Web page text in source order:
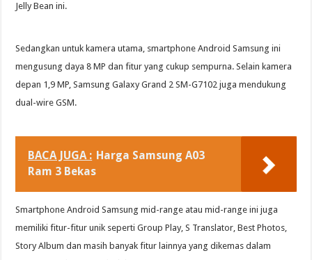
Jelly Bean ini.
Sedangkan untuk kamera utama, smartphone Android Samsung ini
mengusung daya 8 MP dan fitur yang cukup sempurna. Selain kamera
depan 1,9 MP, Samsung Galaxy Grand 2 SM-G7102 juga mendukung
dual-wire GSM.
BACA JUGA : Harga Samsung A03
Ram 3 Bekas
Smartphone Android Samsung mid-range atau mid-range ini juga
memiliki fitur-fitur unik seperti Group Play, S Translator, Best Photos,
Story Album dan masih banyak fitur lainnya yang dikemas dalam